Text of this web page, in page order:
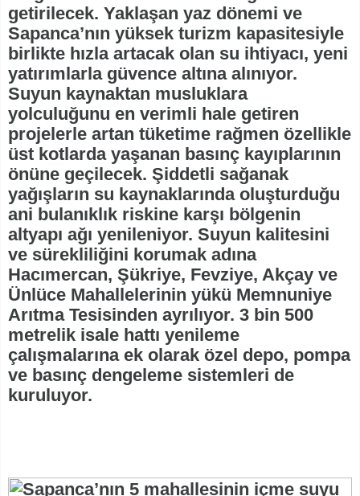
getirilecek. Yaklaşan yaz dönemi ve
Sapanca’nın yüksek turizm kapasitesiyle
birlikte hızla artacak olan su ihtiyacı, yeni
yatırımlarla güvence altına alınıyor.
Suyun kaynaktan musluklara
yolculuğunu en verimli hale getiren
projelerle artan tüketime rağmen özellikle
üst kotlarda yaşanan basınç kayıplarının
önüne geçilecek. Şiddetli sağanak
yağışların su kaynaklarında oluşturduğu
ani bulanıklık riskine karşı bölgenin
altyapı ağı yenileniyor. Suyun kalitesini
ve sürekliliğini korumak adına
Hacımercan, Şükriye, Fevziye, Akçay ve
Ünlüce Mahallelerinin yükü Memnuniye
Arıtma Tesisinden ayrılıyor. 3 bin 500
metrelik isale hattı yenileme
çalışmalarına ek olarak özel depo, pompa
ve basınç dengeleme sistemleri de
kuruluyor.